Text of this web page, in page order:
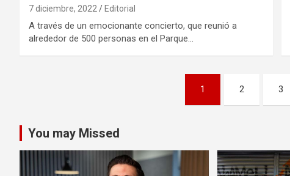
7 diciembre, 2022 Editorial
A través de un emocionante concierto, que reunió a
alrededor de 500 personas en el Parque…
entradas
1 2 3
You may Missed